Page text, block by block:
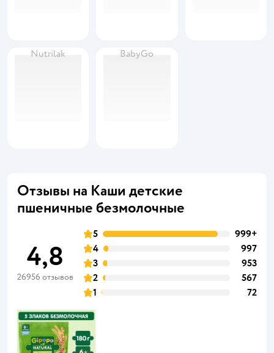
Nutrilak BabyGo
Отзывы на Каши детские
пшеничные безмолочные
4,8
26956 отзывов
5
999+
4
997
3
953
2
567
1
72